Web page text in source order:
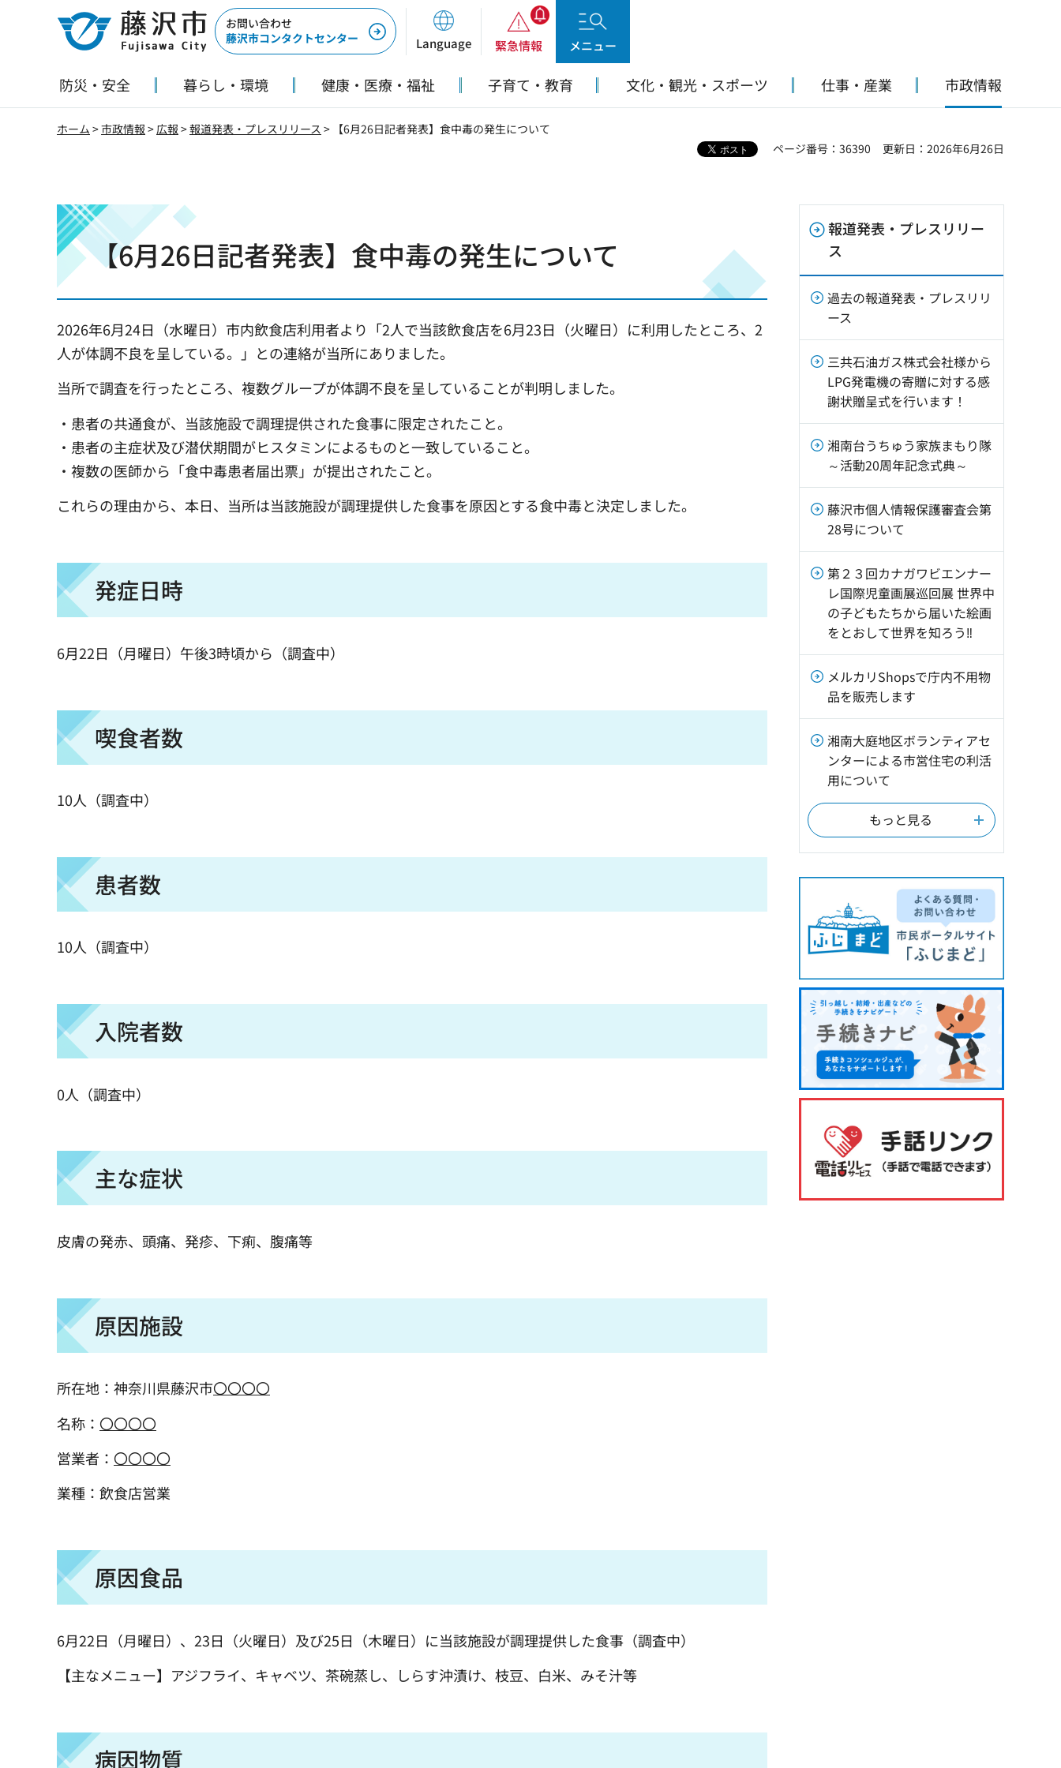
藤沢市
お問い合わせ
藤沢市コンタクトセンター
Language 緊急情報 メニュー
防災・安全 暮らし・環境 健康・医療・福祉 子育て・教育 文化・観光・スポーツ 仕事・産業 市政情報
ホーム >市政情報 >広報 >報道発表・プレスリリース > 【6月26日記者発表】食中毒の発生について
ページ番号：36390
更新日：2026年6月26日
【6月26日記者発表】食中毒の発生について
2026年6月24日（水曜日）市内飲食店利用者より「2人で当該飲食店を6月23日（火曜日）に利用したところ、2
人が体調不良を呈している。」との連絡が当所にありました。
当所で調査を行ったところ、複数グループが体調不良を呈していることが判明しました。
・患者の共通食が、当該施設で調理提供された食事に限定されたこと。
・患者の主症状及び潜伏期間がヒスタミンによるものと一致していること。
・複数の医師から「食中毒患者届出票」が提出されたこと。
これらの理由から、本日、当所は当該施設が調理提供した食事を原因とする食中毒と決定しました。
発症日時
6月22日（月曜日）午後3時頃から（調査中）
喫食者数
10人（調査中）
患者数
10人（調査中）
入院者数
0人（調査中）
主な症状
皮膚の発赤、頭痛、発疹、下痢、腹痛等
原因施設
所在地：神奈川県藤沢市〇〇〇〇
名称： 〇〇〇〇
営業者： 〇〇〇〇
業種：飲食店営業
原因食品
6月22日（月曜日）、23日（火曜日）及び25日（木曜日）に当該施設が調理提供した食事（調査中）
【主なメニュー】アジフライ、キャベツ、茶碗蒸し、しらす沖漬け、枝豆、白米、みそ汁等
病因物質
報道発表・プレスリリー
ス
過去の報道発表・プレスリリ
ース
三共石油ガス株式会社様から
LPG発電機の寄贈に対する感
謝状贈呈式を行います！
湘南台うちゅう家族まもり隊
～活動20周年記念式典～
藤沢市個人情報保護審査会第
28号について
第２３回カナガワビエンナー
レ国際児童画展巡回展 世界中
の子どもたちから届いた絵画
をとおして世界を知ろう‼
メルカリShopsで庁内不用物
品を販売します
湘南大庭地区ボランティアセ
ンターによる市営住宅の利活
用について
もっと見る